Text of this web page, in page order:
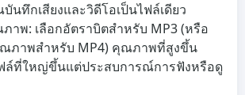
นทึกเสียงและวิดีโอเป็นไฟล์เดียว
ภาพ: เลือกอัตราบิตสำหรับ MP3 (หรือ
ภาพสำหรับ MP4) คุณภาพที่สูงขึ้น
ล์ที่ใหญ่ขึ้นแต่ประสบการณ์การฟังหรือดู